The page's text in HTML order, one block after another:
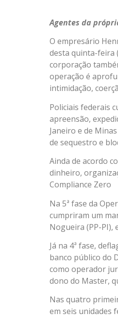
Agentes da
O empresário
desta quinta-feira
corporação
operação é
intimidação,
Policiais federais
apreensão,
Janeiro e de
de sequestro e
Ainda de acordo
dinheiro,
Compliance Zero
Na 5ª fase da
cumpriram um
Nogueira (PP-PI),
Já na 4ª fase,
banco público do
como operador
dono do Master,
Nas quatro
em seis unidades